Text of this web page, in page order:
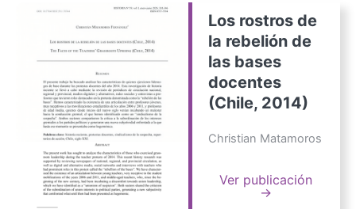
Los rostros de
la rebelión de
las bases
docentes
(Chile, 2014)
Christian Matamoros
Ver publicación
→